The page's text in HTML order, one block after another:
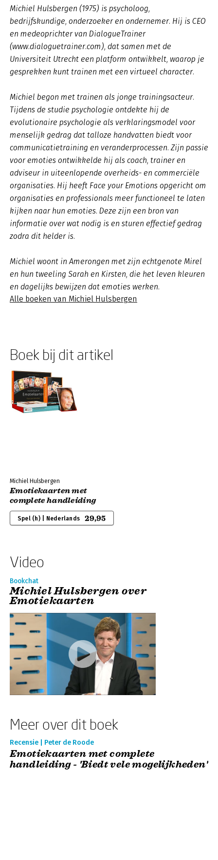
Michiel Hulsbergen (1975) is psycholoog,
bedrijfskundige, onderzoeker en ondernemer. Hij is CEO
en medeoprichter van DialogueTrainer
(www.dialoguetrainer.com), dat samen met de
Universiteit Utrecht een platform ontwikkelt, waarop je
gesprekken kunt trainen met een virtueel character.
Michiel begon met trainen als jonge trainingsacteur.
Tijdens de studie psychologie ontdekte hij de
evolutionaire psychologie als verklaringsmodel voor
menselijk gedrag dat talloze handvatten biedt voor
communicatietraining en veranderprocessen. Zijn passie
voor emoties ontwikkelde hij als coach, trainer en
adviseur in uiteenlopende overheids- en commerciële
organisaties. Hij heeft Face your Emotions opgericht om
organisaties en professionals meer functioneel te laten
kijken naar hun emoties. Deze zijn een bron van
informatie over wat nodig is en sturen effectief gedrag
zodra dit helder is.
Michiel woont in Amerongen met zijn echtgenote Mirel
en hun tweeling Sarah en Kirsten, die het leven kleuren
en dagelijks bewijzen dat emoties werken.
Alle boeken van Michiel Hulsbergen
Boek bij dit artikel
Michiel Hulsbergen
Emotiekaarten met
complete handleiding
Spel (h) | Nederlands 29,95
Video
Bookchat
Michiel Hulsbergen over
Emotiekaarten
Meer over dit boek
Recensie | Peter de Roode
Emotiekaarten met complete
handleiding - 'Biedt vele mogelijkheden'